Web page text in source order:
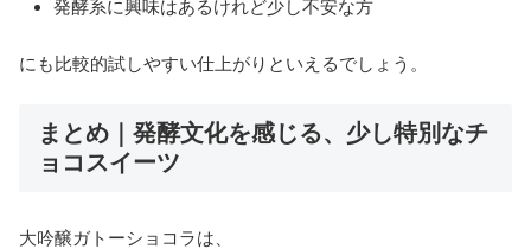
発酵系に興味はあるけれど少し不安な方
にも比較的試しやすい仕上がりといえるでしょう。
まとめ｜発酵文化を感じる、少し特別なチ
ョコスイーツ
大吟醸ガトーショコラは、